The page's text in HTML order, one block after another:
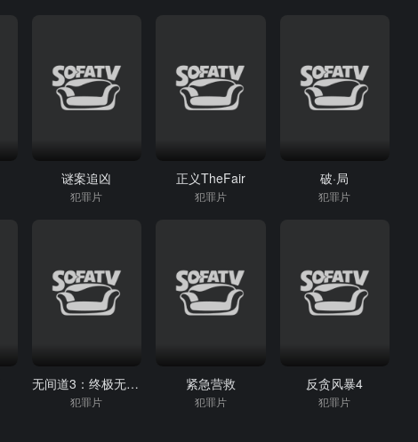
谜案追凶
犯罪片
正义TheFair
犯罪片
破·局
犯罪片
无间道3：终极无间(粤)
犯罪片
紧急营救
犯罪片
反贪风暴4
犯罪片